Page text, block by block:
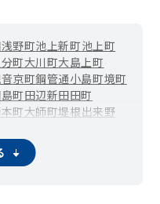
浅野町池上新町池上町
町大川町大島上町
京町鋼管通小島町境町
町田辺新田田町
町大師町堤根出来野
町宮本町
渡田新町